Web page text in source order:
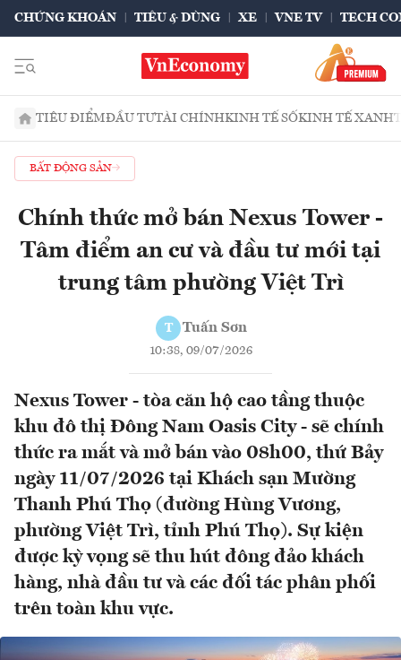
CHỨNG KHOÁN TIÊU & DÙNG XE VNE TV TECH
TIÊU ĐIỂMĐẦU TƯTÀI CHÍNHKINH TẾ SỐKINH TẾ XANH
BẤT ĐỘNG SẢN
Chính thức mở bán Nexus Tower -
Tâm điểm an cư và đầu tư mới tại
trung tâm phường Việt Trì
T Tuấn Sơn
10:38, 09/07/2026
Nexus Tower - tòa căn hộ cao tầng thuộc
khu đô thị Đông Nam Oasis City - sẽ chính
thức ra mắt và mở bán vào 08h00, thứ Bảy
ngày 11/07/2026 tại Khách sạn Mường
Thanh Phú Thọ (đường Hùng Vương,
phường Việt Trì, tỉnh Phú Thọ). Sự kiện
được kỳ vọng sẽ thu hút đông đảo khách
hàng, nhà đầu tư và các đối tác phân phối
trên toàn khu vực.